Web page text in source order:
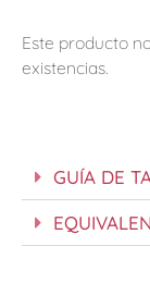
Este producto
existencias.
GUÍA DE